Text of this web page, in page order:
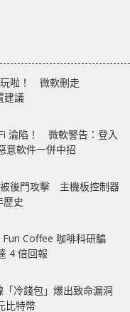
玩啦！ 微軟刪走
建議
淪陷！ 微軟警告：登入
意軟件一併中招
後門攻擊 主機板控制器
歷史
Coffee 咖啡科研騙
4 倍回報
「冷錢包」爆出致命漏洞
比特幣